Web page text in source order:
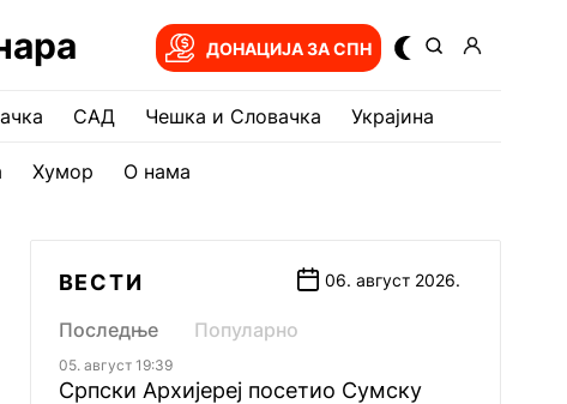
ДОНАЦИЈА ЗА СПН
САД Чешка и Словачка Украјина
Хумор О нама
ВЕСТИ 06. август 2026.
Последње Популарно
05. август 19:39
Српски Архијереј посетио Сумску